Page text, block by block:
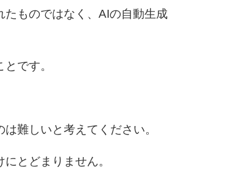
ものではなく、AIの自動生成
です。
難しいと考えてください。
とどまりません。